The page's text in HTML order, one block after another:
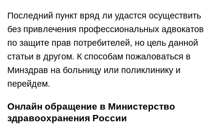
Последний пункт вряд ли удастся осуществить
без привлечения профессиональных адвокатов
по защите прав потребителей, но цель данной
статьи в другом. К способам пожаловаться в
Минздрав на больницу или поликлинику и
перейдем.
Онлайн обращение в Министерство
здравоохранения России